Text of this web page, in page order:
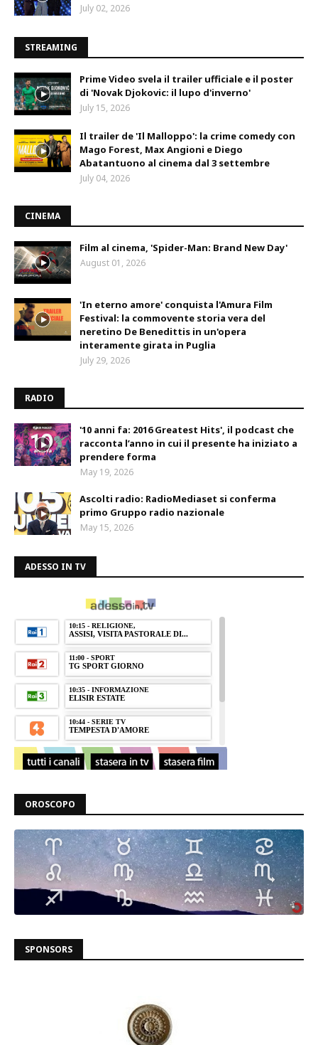
July 02, 2026
STREAMING
Prime Video svela il trailer ufficiale e il poster
di 'Novak Djokovic: il lupo d'inverno'
July 15, 2026
Il trailer de 'Il Malloppo': la crime comedy con
Mago Forest, Max Angioni e Diego
Abatantuono al cinema dal 3 settembre
July 04, 2026
CINEMA
Film al cinema, 'Spider-Man: Brand New Day'
August 01, 2026
'In eterno amore' conquista l'Amura Film
Festival: la commovente storia vera del
neretino De Benedittis in un'opera
interamente girata in Puglia
July 29, 2026
RADIO
'10 anni fa: 2016 Greatest Hits', il podcast che
racconta l’anno in cui il presente ha iniziato a
prendere forma
May 19, 2026
Ascolti radio: RadioMediaset si conferma
primo Gruppo radio nazionale
May 15, 2026
ADESSO IN TV
OROSCOPO
SPONSORS